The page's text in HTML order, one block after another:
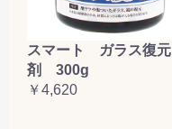
スマート ガラス復元
剤 300g
￥4,620